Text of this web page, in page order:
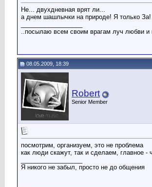
Не... двухдневная врят ли...
а днем шашлычки на природе! Я только За!
..посылаю всем своим врагам луч любви и
08.05.2009, 18:39
Robert
Senior Member
посмотрим, организуем, это не проблема
как люди скажут, так и сделаем, главное -
Я никого не забыл, просто не до общения